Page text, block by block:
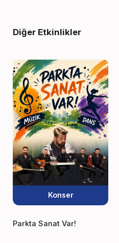
Diğer Etkinlikler
Konser
Parkta Sanat Var!